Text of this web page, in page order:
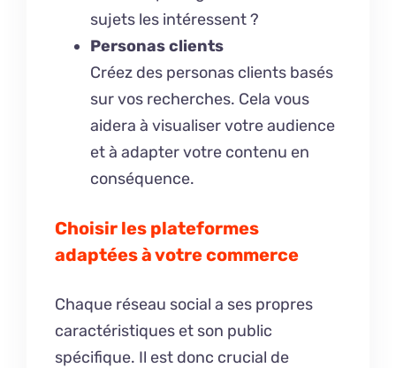
sujets les intéressent ?
Personas clients
Créez des personas clients basés
sur vos recherches. Cela vous
aidera à visualiser votre audience
et à adapter votre contenu en
conséquence.
Choisir les plateformes
adaptées à votre commerce
Chaque réseau social a ses propres
caractéristiques et son public
spécifique. Il est donc crucial de